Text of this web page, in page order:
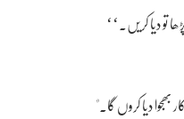
تو دیا کریں۔‘‘
دیا کروں گا۔"